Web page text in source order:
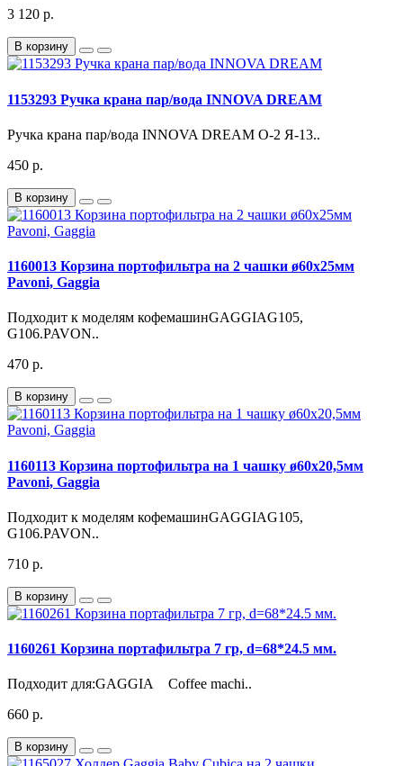
3 120 р.
В корзину
1153293 Ручка крана пар/вода INNOVA DREAM
Ручка крана пар/вода INNOVA DREAM О-2 Я-13..
450 р.
В корзину
1160013 Корзина портофильтра на 2 чашки ø60х25мм
Pavoni, Gaggia
Подходит к моделям кофемашинGAGGIAG105,
G106.PAVON..
470 р.
В корзину
1160113 Корзина портофильтра на 1 чашку ø60х20,5мм
Pavoni, Gaggia
Подходит к моделям кофемашинGAGGIAG105,
G106.PAVON..
710 р.
В корзину
1160261 Корзина портафильтра 7 гр, d=68*24.5 мм.
Подходит для:GAGGIA Coffee machi..
660 р.
В корзину